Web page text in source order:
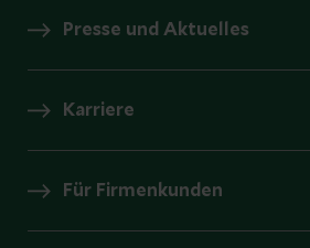
Presse und Aktuelles
Karriere
Für Firmenkunden